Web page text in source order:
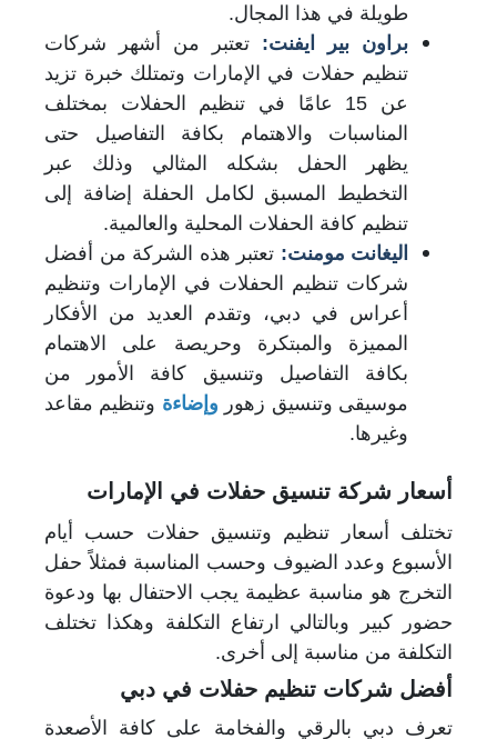
طويلة في هذا المجال.
براون بير ايفنت: تعتبر من أشهر شركات
تنظيم حفلات في الإمارات وتمتلك خبرة تزيد
عن 15 عامًا في تنظيم الحفلات بمختلف
المناسبات والاهتمام بكافة التفاصيل حتى
يظهر الحفل بشكله المثالي وذلك عبر
التخطيط المسبق لكامل الحفلة إضافة إلى
تنظيم كافة الحفلات المحلية والعالمية.
اليغانت مومنت: تعتبر هذه الشركة من أفضل
شركات تنظيم الحفلات في الإمارات وتنظيم
أعراس في دبي، وتقدم العديد من الأفكار
المميزة والمبتكرة وحريصة على الاهتمام
بكافة التفاصيل وتنسيق كافة الأمور من
موسيقى وتنسيق زهور و إضاءة وتنظيم مقاعد
وغيرها.
أسعار شركة تنسيق حفلات في الإمارات
تختلف أسعار تنظيم وتنسيق حفلات حسب أيام
الأسبوع وعدد الضيوف وحسب المناسبة فمثلاً حفل
التخرج هو مناسبة عظيمة يجب الاحتفال بها ودعوة
حضور كبير وبالتالي ارتفاع التكلفة وهكذا تختلف
التكلفة من مناسبة إلى أخرى.
أفضل شركات تنظيم حفلات في دبي
تعرف دبي بالرقي والفخامة على كافة الأصعدة